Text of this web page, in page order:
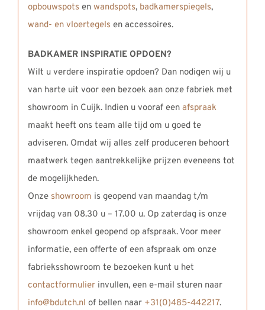
opbouwspots en wandspots, badkamerspiegels,
wand- en vloertegels en accessoires.
BADKAMER INSPIRATIE OPDOEN?
Wilt u verdere inspiratie opdoen? Dan nodigen wij u
van harte uit voor een bezoek aan onze fabriek met
showroom in Cuijk. Indien u vooraf een afspraak
maakt heeft ons team alle tijd om u goed te
adviseren. Omdat wij alles zelf produceren behoort
maatwerk tegen aantrekkelijke prijzen eveneens tot
de mogelijkheden.
Onze showroom is geopend van maandag t/m
vrijdag van 08.30 u – 17.00 u. Op zaterdag is onze
showroom enkel geopend op afspraak. Voor meer
informatie, een offerte of een afspraak om onze
fabrieksshowroom te bezoeken kunt u het
contactformulierinvullen, een e-mail sturen naar
info@bdutch.nl of bellen naar +31(0)485-442217.